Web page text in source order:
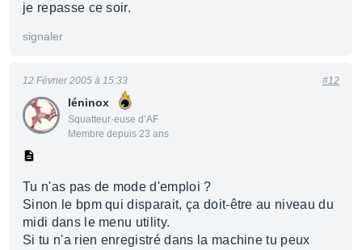
je repasse ce soir.
signaler
léninox
Squatteur·euse d’AF
Membre depuis 23 ans
12 Février 2005 à 15:33 #12
Tu n'as pas de mode d'emploi ?
Sinon le bpm qui disparait, ça doit-être au niveau du
midi dans le menu utility.
Si tu n'a rien enregistré dans la machine tu peux